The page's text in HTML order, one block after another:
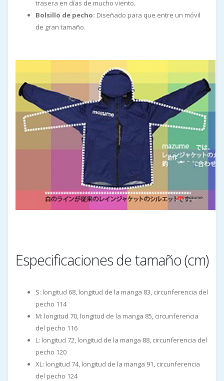
trasera en días de mucho viento.
Bolsillo de pecho: Diseñado para que entre un móvil
de gran tamaño.
Especificaciones de tamaño (cm)
S: longitud 68, longitud de la manga 83, circunferencia del
pecho 114
M: longitud 70, longitud de la manga 85, circunferencia
del pecho 116
L: longitud 72, longitud de la manga 88, circunferencia del
pecho 120
XL: longitud 74, longitud de la manga 91, circunferencia
del pecho 124